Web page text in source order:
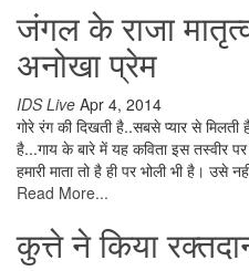
जंगल के राजा
अनोखा प्रेम
IDS Live Apr 4, 2014
गोरे रंग की दिखती है..सबसे प्यार से
है...गाय के बारे में यह कविता इस तस्वीर
हमारी माता तो है ही पर भोली भी है।
Read More...
कुत्ते ने किया